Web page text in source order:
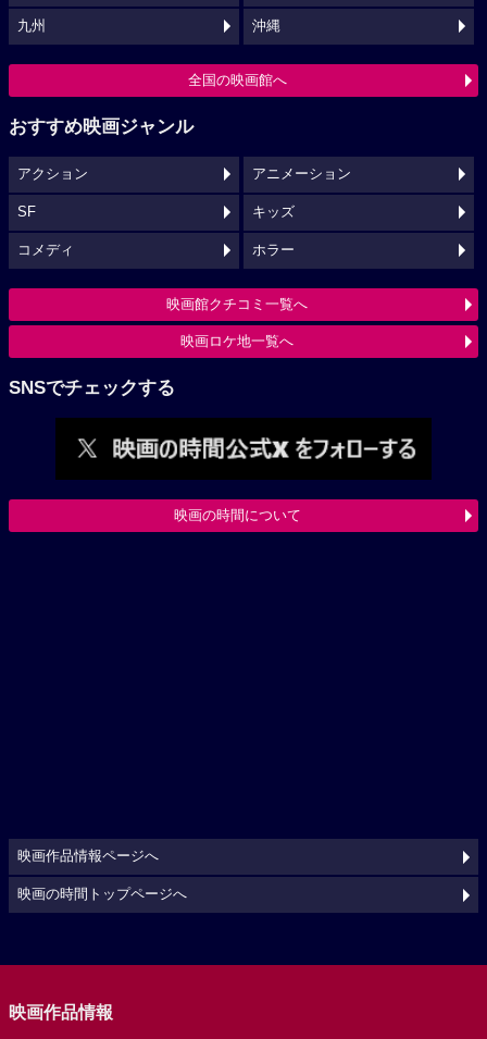
九州 沖縄
全国の映画館へ
おすすめ映画ジャンル
アクション アニメーション
SF キッズ
コメディ ホラー
映画館クチコミ一覧へ
映画ロケ地一覧へ
SNSでチェックする
映画の時間について
映画作品情報ページへ
映画の時間トップページへ
映画作品情報